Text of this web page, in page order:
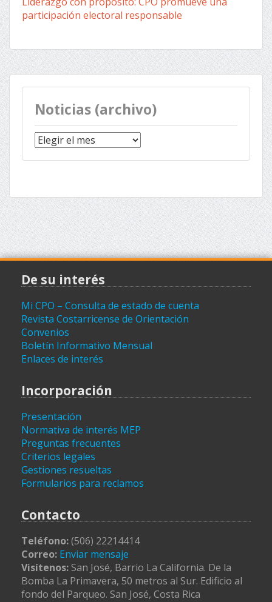
participación electoral responsable
Noticias (archivo)
Noticias
(archivo)
De su interés
Mi CPO – Consulta de estado de cuenta
Revista Costarricense de Orientación
Convenios
Boletín Informativo Mensual
Enlaces de interés
Incorporación
Presentación
Normativa de interés MEP
Preguntas frecuentes
Criterios legales
Gestiones resueltas
Formularios para reclamos
Contacto
Teléfono:(506) 22214414
Correo: Enviar mensaje
Visítenos: San José, Barrio La California. De la
Bomba La Primavera, 50 metros al Sur. Edificio al
fondo del Parqueo. San José, Costa Rica